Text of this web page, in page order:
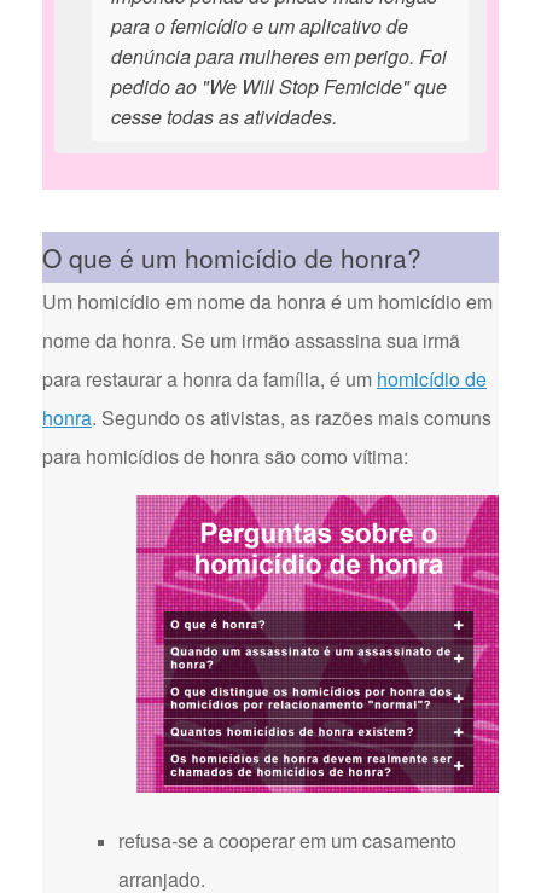
para o femicídio e um aplicativo de
denúncia para mulheres em perigo. Foi
pedido ao "We Will Stop Femicide" que
cesse todas as atividades.
O que é um homicídio de honra?
Um homicídio em nome da honra é um homicídio em
nome da honra. Se um irmão assassina sua irmã
para restaurar a honra da família, é um homicídio de
honra. Segundo os ativistas, as razões mais comuns
para homicídios de honra são como vítima:
refusa-se a cooperar em um casamento
arranjado.